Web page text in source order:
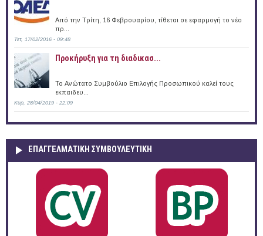
Από την Τρίτη, 16 Φεβρουαρίου, τίθεται σε εφαρμογή το νέο
πρ...
Τετ, 17/02/2016 - 09:48
Προκήρυξη για τη διαδικασ...
Το Ανώτατο Συμβούλιο Επιλογής Προσωπικού καλεί τους
εκπαιδευ...
Κυρ, 28/04/2019 - 22:09
ΕΠΑΓΓΕΛΜΑΤΙΚΉ ΣΥΜΒΟΥΛΕΥΤΙΚΉ